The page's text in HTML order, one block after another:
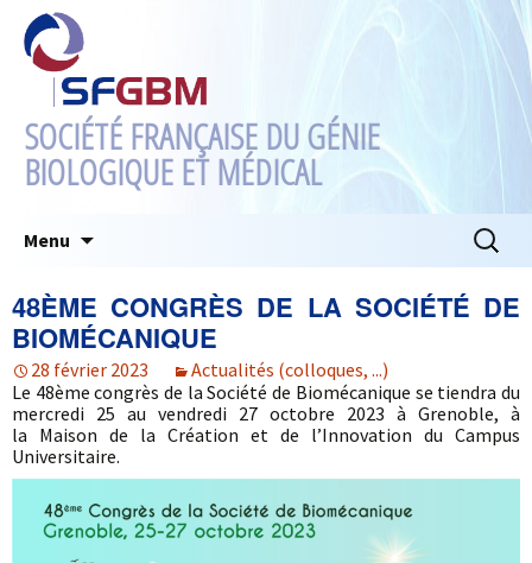
SOCIÉTÉ FRANÇAISE DU GÉNIE
BIOLOGIQUE ET MÉDICAL
Menu
48ÈME CONGRÈS DE LA SOCIÉTÉ DE
BIOMÉCANIQUE
28 février 2023
Actualités (colloques, ...)
Le 48ème congrès de la Société de Biomécanique se tiendra du
mercredi 25 au vendredi 27 octobre 2023 à Grenoble, à
la Maison de la Création et de l’Innovation du Campus
Universitaire.